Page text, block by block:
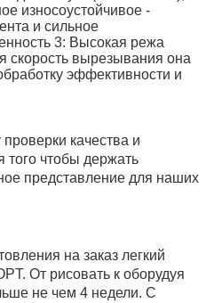
износоустойчивое -
и сильное
3: Высокая режа
скорость вырезывания она
эффективности и
качества и
того чтобы держать
представление для наших
на заказ легкий
От рисовать к оборудуя
не чем 4 недели. С